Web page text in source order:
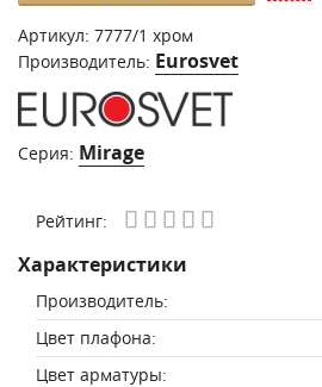
Артикул: 7777/1 хром
Производитель: Eurosvet
Серия: Mirage
Рейтинг:
Характеристики
Производитель:
Цвет плафона:
Цвет арматуры: